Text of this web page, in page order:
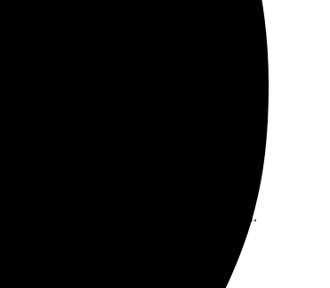
потяжелее и солиднее за такие деньги.